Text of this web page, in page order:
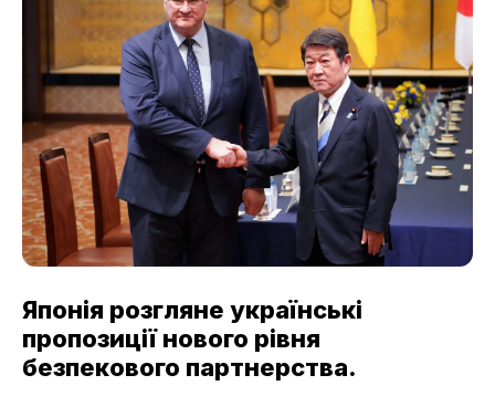
Японія розгляне українські
пропозиції нового рівня
безпекового партнерства.